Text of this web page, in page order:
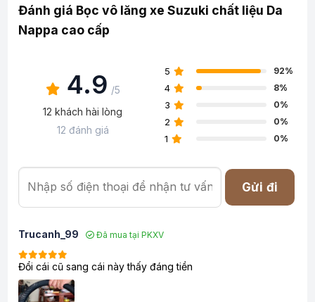
Đánh giá Bọc vô lăng xe Suzuki chất liệu Da
Nappa cao cấp
4.9 /5
12 khách hài lòng
12 đánh giá
5 92%
4 8%
3 0%
2 0%
1 0%
Gửi đi
Trucanh_99 Đã mua tại PKXV
Đổi cái cũ sang cái này thấy đáng tiền